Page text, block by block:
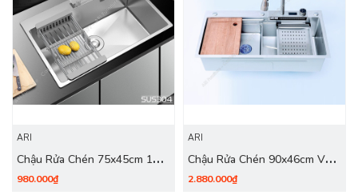
ARI
Chậu Rửa Chén 75x45cm 1
Hộc Dày 2.2mm - inox 304
980.000₫
ARI
Chậu Rửa Chén 90x46cm Vòi
Nhiệt Độ Dày 3.0mm - inox
2.880.000₫